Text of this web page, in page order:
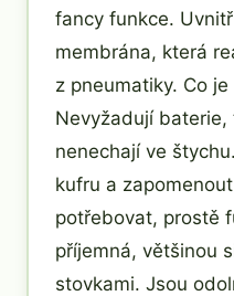
fancy funkce.
membrána, která
z pneumatiky. Co
Nevyžadují
nenechají ve
kufru a
potřebovat, prostě
příjemná, většinou
stovkami. Jsou